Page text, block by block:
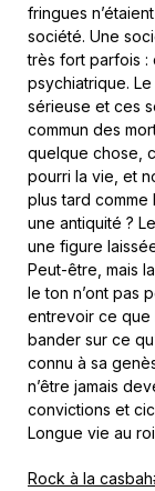
fringues
société. Une
très fort parfois :
psychiatrique.
sérieuse et ces
commun des
quelque chose,
pourri la vie, et
plus tard comme
une antiquité ?
une figure
Peut-être, mais
le ton n’ont pas
entrevoir ce que
bander sur ce
connu à sa
n’être jamais
convictions et
Longue vie au
Rock à la